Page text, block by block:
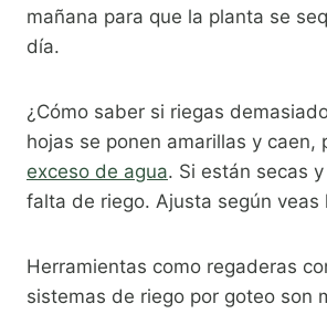
mañana para que la planta se
día.
¿Cómo saber si riegas
hojas se ponen amarillas y caen,
exceso de agua. Si están secas
falta de riego. Ajusta según veas
Herramientas como regaderas
sistemas de riego por goteo son